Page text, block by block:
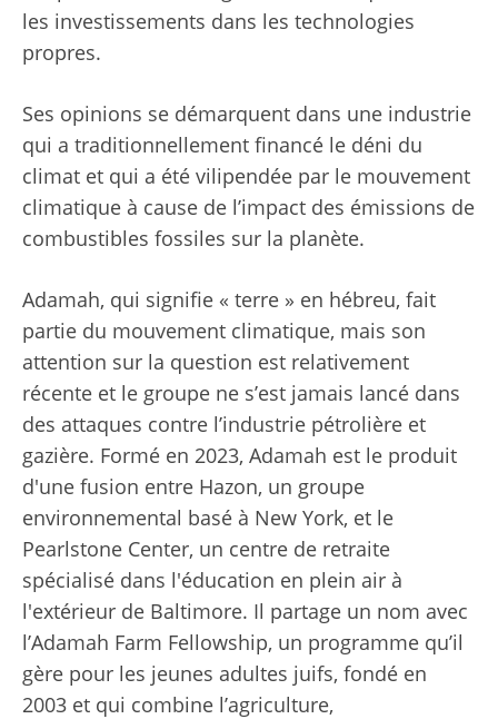
les investissements dans les technologies
propres.
Ses opinions se démarquent dans une industrie
qui a traditionnellement financé le déni du
climat et qui a été vilipendée par le mouvement
climatique à cause de l’impact des émissions de
combustibles fossiles sur la planète.
Adamah, qui signifie « terre » en hébreu, fait
partie du mouvement climatique, mais son
attention sur la question est relativement
récente et le groupe ne s’est jamais lancé dans
des attaques contre l’industrie pétrolière et
gazière. Formé en 2023, Adamah est le produit
d'une fusion entre Hazon, un groupe
environnemental basé à New York, et le
Pearlstone Center, un centre de retraite
spécialisé dans l'éducation en plein air à
l'extérieur de Baltimore. Il partage un nom avec
l’Adamah Farm Fellowship, un programme qu’il
gère pour les jeunes adultes juifs, fondé en
2003 et qui combine l’agriculture,